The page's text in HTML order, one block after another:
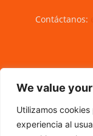
We value
Utilizamos
experiencia al
Contáctanos: